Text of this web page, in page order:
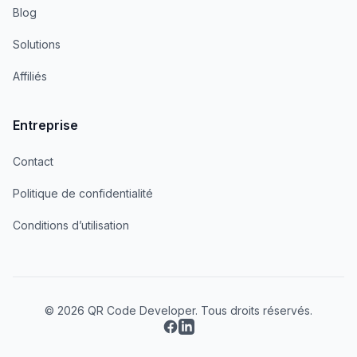
Blog
Solutions
Affiliés
Entreprise
Contact
Politique de confidentialité
Conditions d’utilisation
© 2026 QR Code Developer. Tous droits réservés.